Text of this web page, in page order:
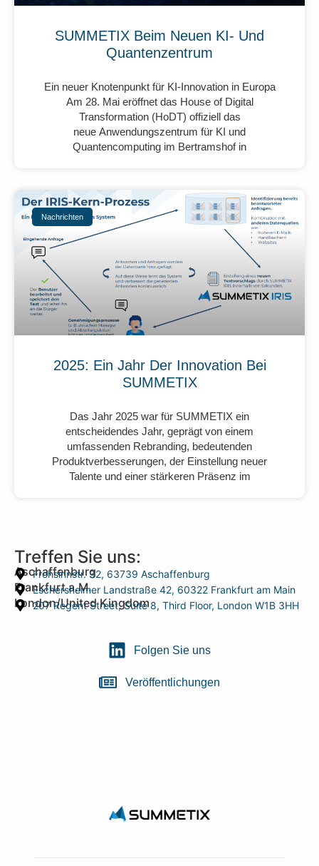
SUMMETIX Beim Neuen KI- Und
Quantenzentrum
Ein neuer Knotenpunkt für KI-Innovation in Europa
Am 28. Mai eröffnet das House of Digital
Transformation (HoDT) offiziell das
neue Anwendungszentrum für KI und
Quantencomputing im Bertramshof in
Nachrichten
2025: Ein Jahr Der Innovation Bei
SUMMETIX
Das Jahr 2025 war für SUMMETIX ein
entscheidendes Jahr, geprägt von einem
umfassenden Rebranding, bedeutenden
Produktverbesserungen, der Einstellung neuer
Talente und einer stärkeren Präsenz im
Treffen Sie uns:
Aschaffenburg
Frohsinnstr. 32, 63739 Aschaffenburg
Frankfurt a.M.
Eschersheimer Landstraße 42, 60322 Frankfurt am Main
London/United Kingdom
207 Regent Street, Suite 8, Third Floor, London W1B 3HH
Folgen Sie uns
Veröffentlichungen